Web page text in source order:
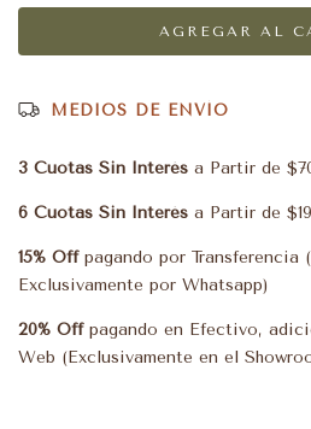
MEDIOS DE ENVÍO
3 Cuotas Sin Interés a Partir de
6 Cuotas Sin Interés a Partir de
15% Off pagando por Transferencia
Exclusivamente por Whatsapp)
20% Offpagando en Efectivo,
Web (Exclusivamente en el